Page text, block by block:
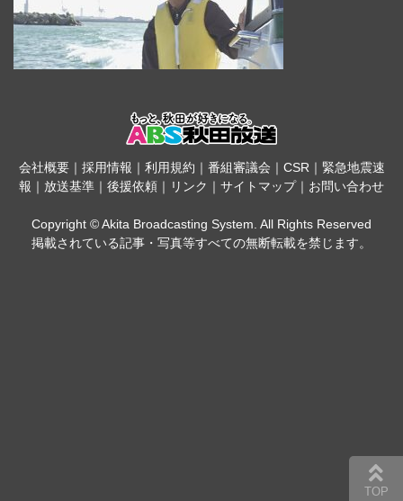
会社概要｜ 採用情報 ｜ 利用規約 ｜ 番組審議会 ｜ CSR｜ 緊急地震速
報 ｜ 放送基準 ｜ 後援依頼 ｜ リンク ｜ サイトマップ｜ お問い合わせ
Copyright © Akita Broadcasting System. All Rights Reserved
掲載されている記事・写真等すべての無断転載を禁じます。